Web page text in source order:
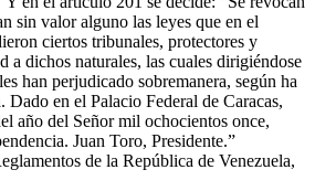
sin valor alguno las leyes que en el
ciertos tribunales, protectores y
a dichos naturales, las cuales dirigiéndose
han perjudicado sobremanera, según ha
Dado en el Palacio Federal de Caracas,
año del Señor mil ochocientos once,
Juan Toro, Presidente.”
de la República de Venezuela,